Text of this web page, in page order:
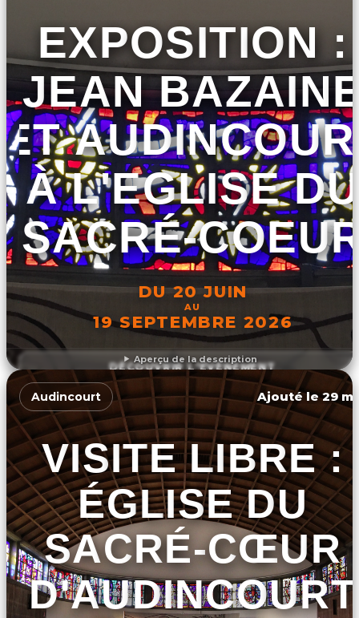
Aperçu de la description
EXPOSITION :
JEAN
ET
À L'EGLISE DU
SACRÉ-
DU 20 JUIN
AU
19 SEPTEMBRE 2026
DÉCOUVRIR L'ÉVÉNEMENT
Audincourt Ajouté le 29
VISITE LIBRE :
ÉGLISE DU
SACRÉ-CŒUR
D'AUDINCOURT